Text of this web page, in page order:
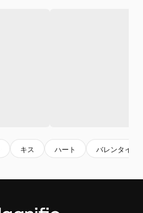
キス ハート バレンタイン